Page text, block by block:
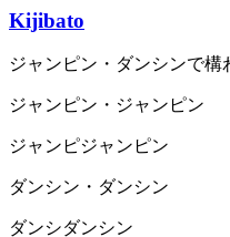
Kijibato
ジャンピン・ダンシンで構
ジャンピン・ジャンピン
ジャンピジャンピン
ダンシン・ダンシン
ダンシダンシン